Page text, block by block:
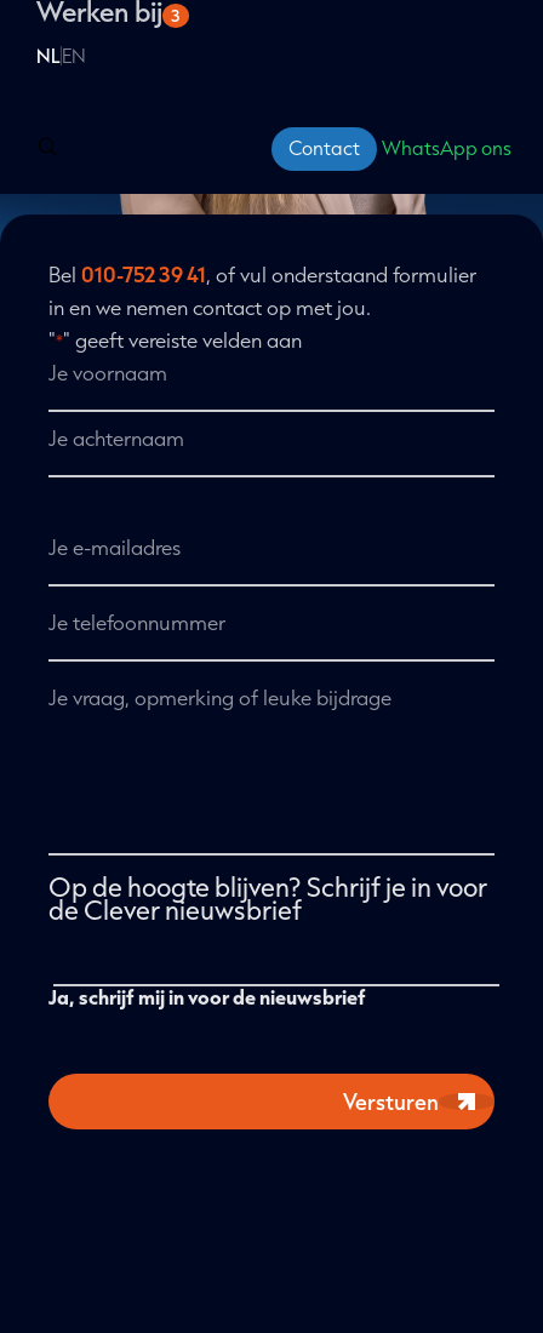
Social advertising
Conversie Optimalisatie
A/B testen
VWO
Microsoft Ads
Meta Ads
Websites
WooCommerce
Over Clever Campus
Food For Thought event
Trainingen
Onze missie & visie
Onze aanpak
Onze experts
Werken bij 3
Onze vacatures
NLEN
Contact WhatsApp ons
Bel 010-752 39 41, of vul onderstaand formulier
in en we nemen contact op met jou.
"*" geeft vereiste velden aan
Naam
Voornaam
Achternaam
E-
mailadres
Telefoon
Geen
titel
Op de hoogte blijven? Schrijf je in voor
de Clever nieuwsbrief
Ja, schrijf mij in voor de nieuwsbrief
Versturen